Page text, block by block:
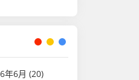
年6月 (20)